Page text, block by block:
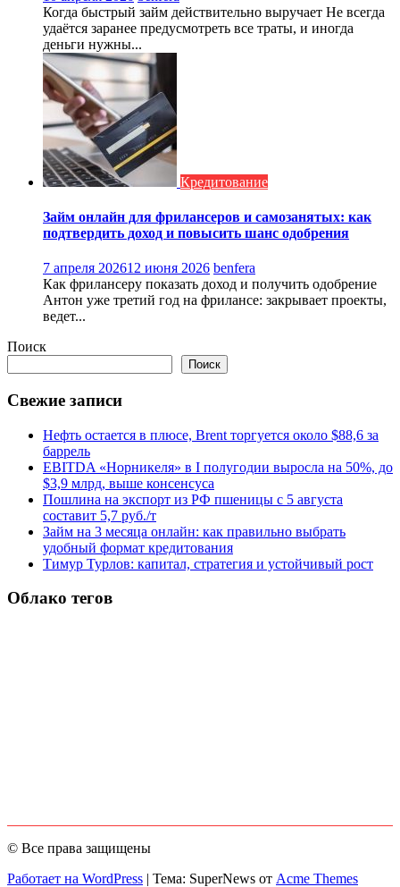
Когда быстрый займ действительно выручает Не всегда
удаётся заранее предусмотреть все траты, и иногда
деньги нужны...
Кредитование
Займ онлайн для фрилансеров и самозанятых: как
подтвердить доход и повысить шанс одобрения
7 апреля 202612 июня 2026 benfera
Как фрилансеру показать доход и получить одобрение
Антон уже третий год на фрилансе: закрывает проекты,
ведет...
Поиск
Поиск
Свежие записи
Нефть остается в плюсе, Brent торгуется около $88,6 за
баррель
EBITDA «Норникеля» в I полугодии выросла на 50%, до
$3,9 млрд, выше консенсуса
Пошлина на экспорт из РФ пшеницы с 5 августа
составит 5,7 руб./т
Займ на 3 месяца онлайн: как правильно выбрать
удобный формат кредитования
Тимур Турлов: капитал, стратегия и устойчивый рост
Облако тегов
© Все права защищены
Работает на WordPress | Тема: SuperNews от Acme Themes